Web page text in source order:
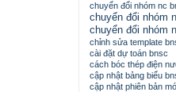
chuyển đổi nhóm nc
chuyển đổi nhóm
chuyển đổi nhóm
chỉnh sửa template
cài đặt dự toán bnsc
cách bóc thép điện
cập nhật bảng biểu
cập nhật phiên bản